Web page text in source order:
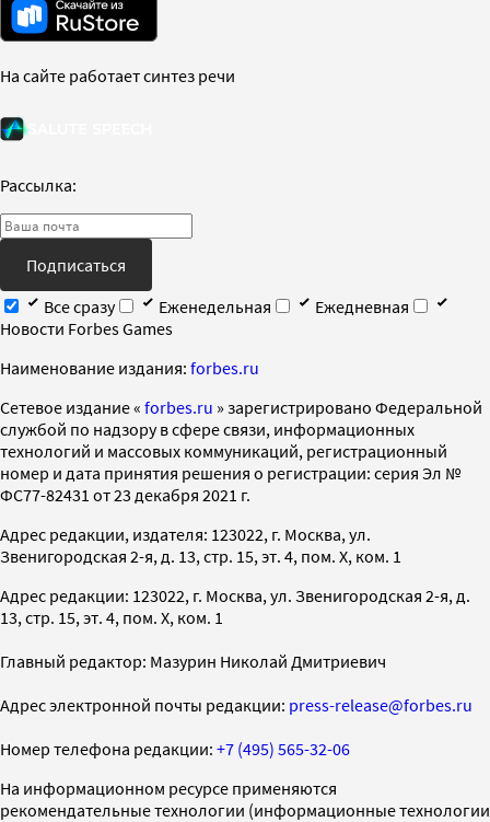
На сайте работает синтез речи
Рассылка:
Подписаться
Все сразу
Еженедельная
Ежедневная
Новости Forbes Games
Наименование издания: forbes.ru
Cетевое издание « forbes.ru » зарегистрировано Федеральной
службой по надзору в сфере связи, информационных
технологий и массовых коммуникаций, регистрационный
номер и дата принятия решения о регистрации: серия Эл №
ФС77-82431 от 23 декабря 2021 г.
Адрес редакции, издателя: 123022, г. Москва, ул.
Звенигородская 2-я, д. 13, стр. 15, эт. 4, пом. X, ком. 1
Адрес редакции: 123022, г. Москва, ул. Звенигородская 2-я, д.
13, стр. 15, эт. 4, пом. X, ком. 1
Главный редактор: Мазурин Николай Дмитриевич
Адрес электронной почты редакции: press-release@forbes.ru
Номер телефона редакции: +7 (495) 565-32-06
На информационном ресурсе применяются
рекомендательные технологии (информационные технологии